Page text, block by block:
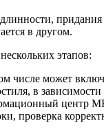
в другом.
этапов:
числе может
в
центр
проверка